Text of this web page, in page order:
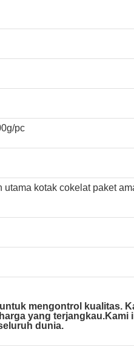
pc
kotak cokelat paket
mengontrol kualitas.
yang terjangkau.Kami
dunia.